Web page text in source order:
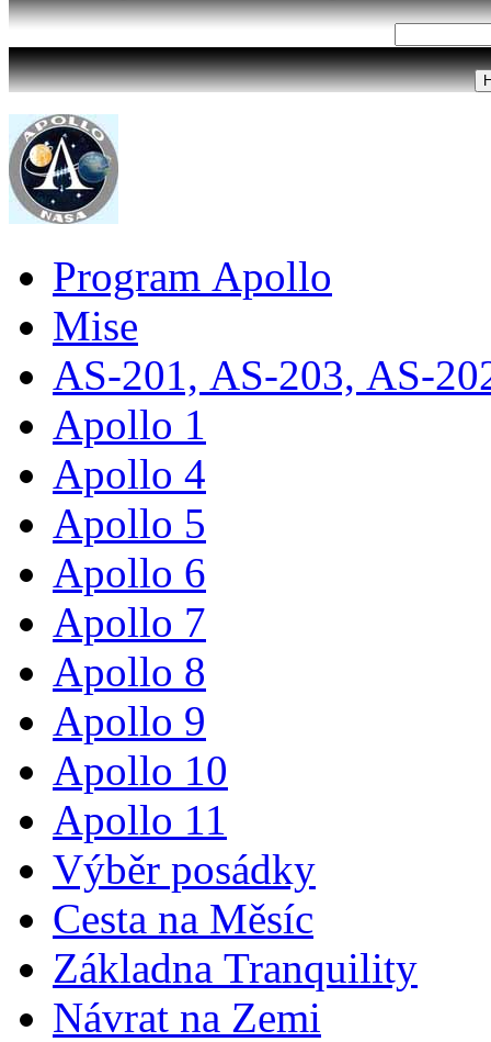
Program Apollo
Mise
AS-201, AS-203, AS-
Apollo 1
Apollo 4
Apollo 5
Apollo 6
Apollo 7
Apollo 8
Apollo 9
Apollo 10
Apollo 11
Výběr posádky
Cesta na Měsíc
Základna Tranquility
Návrat na Zemi